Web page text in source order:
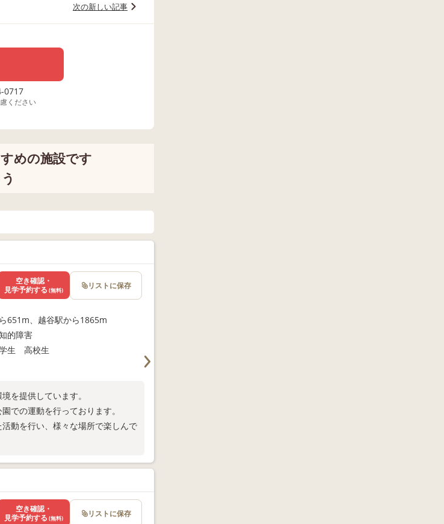
次の新しい記事
0717
ください
めの施設です
651m、越谷駅から1865m
的障害
生 高校生
を提供しています。
での運動を行っております。
動を行い、様々な場所で楽しんで
空き確認・
見学予約する (無料) リストに保存
空き確認・
見学予約する (無料) リストに保存